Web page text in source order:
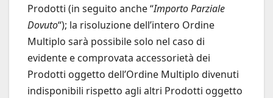
Prodotti (in seguito anche “Importo Parziale
Dovuto“); la risoluzione dell’intero Ordine
Multiplo sarà possibile solo nel caso di
evidente e comprovata accessorietà dei
Prodotti oggetto dell’Ordine Multiplo divenuti
indisponibili rispetto agli altri Prodotti oggetto